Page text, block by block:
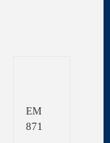
EM
871